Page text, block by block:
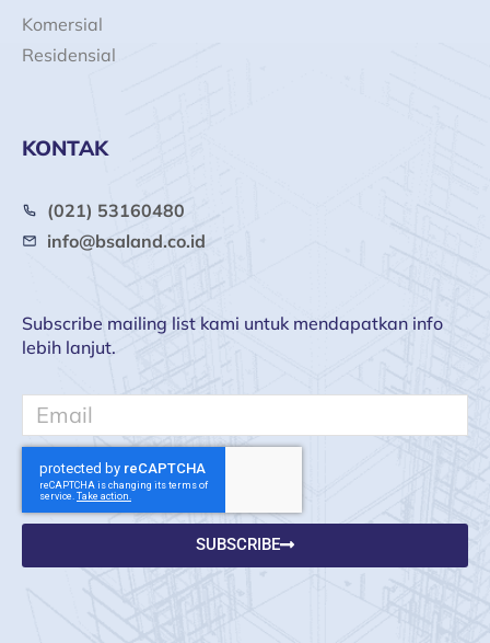
Komersial
Residensial
KONTAK
(021) 53160480
info@bsaland.co.id
Subscribe mailing list kami untuk mendapatkan info
lebih lanjut.
Email
SUBSCRIBE